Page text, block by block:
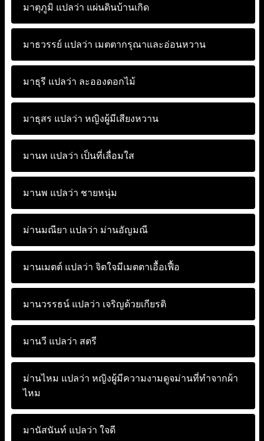
มาตุภูมิ แปลว่า แผ่นดินบ้านเกิด
มาธวรรย์ แปลว่า เมตตากรุณาและอ่อนหวาน
มาธุรี แปลว่า ละอองดอกไม้
มาธุสร แปลว่า หญิงผู้มีเสียงหวาน
มานท แปลว่า เป็นที่เลื่อมใส
มานพ แปลว่า ชายหนุ่ม
ม่านมณียา แปลว่า ม่านอัญมณี
มานเมตต์ แปลว่า จิตใจมีเมตตาเอื้อเฟื้อ
มานวรรธน์ แปลว่า เจริญด้วยเกียรติ
มานวี แปลว่า สตรี
ม่านไหม แปลว่า หญิงผู้มีความงามดูจม่านที่ทำจากผ้า
ไหม
มานัสนันท์ แปลว่า ใจดี